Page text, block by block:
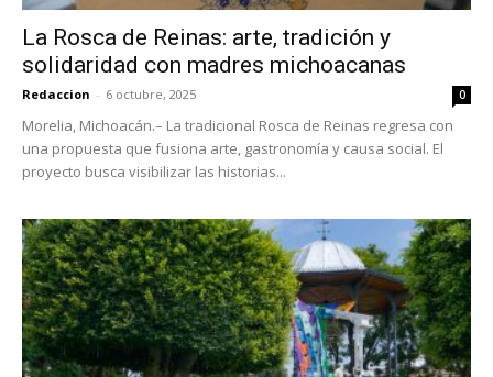
La Rosca de Reinas: arte, tradición y
solidaridad con madres michoacanas
Redaccion - 6 octubre, 2025 0
Morelia, Michoacán.– La tradicional Rosca de Reinas regresa con
una propuesta que fusiona arte, gastronomía y causa social. El
proyecto busca visibilizar las historias...